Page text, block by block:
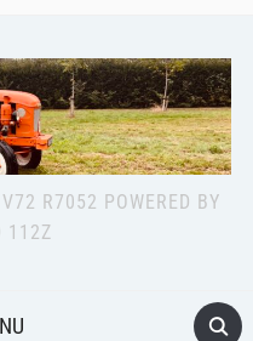
R7052 POWERED BY
112Z